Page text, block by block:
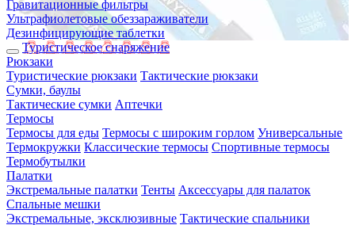
Гравитационные фильтры
Ультрафиолетовые обеззараживатели
Дезинфицирующие таблетки
Туристическое снаряжение
Рюкзаки
Туристические рюкзаки Тактические рюкзаки
Сумки, баулы
Тактические сумки Аптечки
Термосы
Термосы для еды Термосы с широким горлом Универсальные
Термокружки Классические термосы Спортивные термосы
Термобутылки
Палатки
Экстремальные палатки Тенты Аксессуары для палаток
Спальные мешки
Экстремальные, эксклюзивные Тактические спальники